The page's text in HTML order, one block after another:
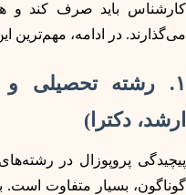
کارشناس باید صرف کند و
می‌گذارند. در ادامه، مهم‌ترین
۱. رشته تحصیلی
ارشد، دکترا)
پیچیدگی پروپوزال در
گوناگون، بسیار متفاوت است.